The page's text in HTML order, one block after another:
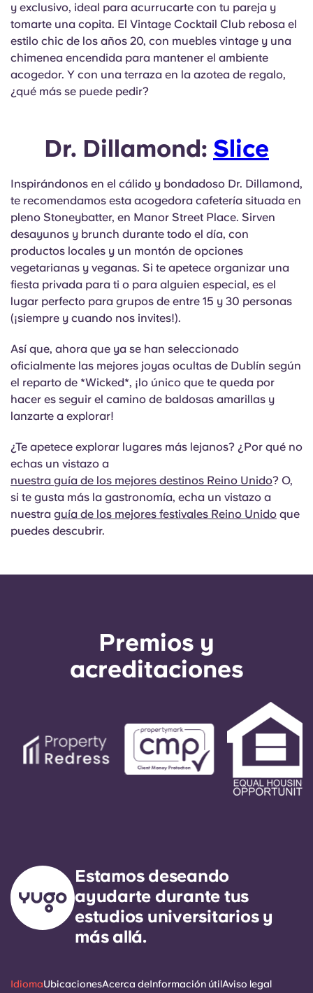
y exclusivo, ideal para acurrucarte con tu pareja y
tomarte una copita. El Vintage Cocktail Club rebosa el
estilo chic de los años 20, con muebles vintage y una
chimenea encendida para mantener el ambiente
acogedor. Y con una terraza en la azotea de regalo,
¿qué más se puede pedir?
Dr. Dillamond: Slice
Inspirándonos en el cálido y bondadoso Dr. Dillamond,
te recomendamos esta acogedora cafetería situada en
pleno Stoneybatter, en Manor Street Place. Sirven
desayunos y brunch durante todo el día, con
productos locales y un montón de opciones
vegetarianas y veganas. Si te apetece organizar una
fiesta privada para ti o para alguien especial, es el
lugar perfecto para grupos de entre 15 y 30 personas
(¡siempre y cuando nos invites!).
Así que, ahora que ya se han seleccionado
oficialmente las mejores joyas ocultas de Dublín según
el reparto de *Wicked*, ¡lo único que te queda por
hacer es seguir el camino de baldosas amarillas y
lanzarte a explorar!
¿Te apetece explorar lugares más lejanos? ¿Por qué no
echas un vistazo a
nuestra guía de los mejores destinos Reino Unido? O,
si te gusta más la gastronomía, echa un vistazo a
nuestra guía de los mejores festivales Reino Unido que
puedes descubrir.
Premios y
acreditaciones
Estamos deseando
ayudarte durante tus
estudios universitarios y
más allá.
IdiomaUbicacionesAcerca deInformación útilAviso legal